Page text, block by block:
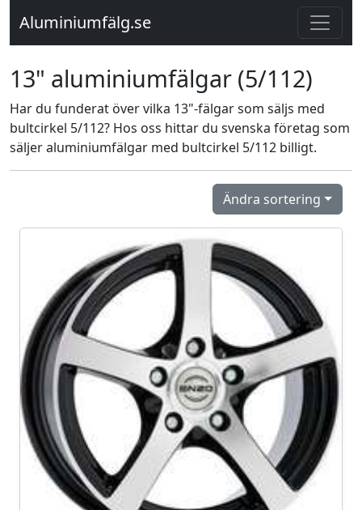
Aluminiumfälg.se
13" aluminiumfälgar (5/112)
Har du funderat över vilka 13"-fälgar som säljs med
bultcirkel 5/112? Hos oss hittar du svenska företag som
säljer aluminiumfälgar med bultcirkel 5/112 billigt.
Ändra sortering